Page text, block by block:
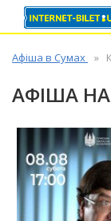
Афіша в Сумах
АФІША